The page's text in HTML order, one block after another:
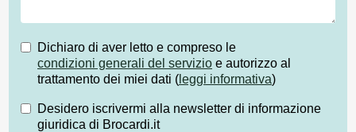
Dichiaro di aver letto e compreso le
condizioni generali del servizio e autorizzo al
trattamento dei miei dati ( leggi informativa)
Desidero iscrivermi alla newsletter di informazione
giuridica di Brocardi.it